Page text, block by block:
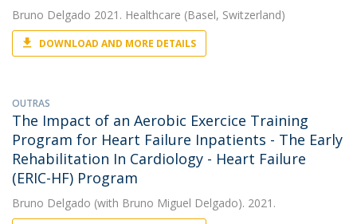
Bruno Delgado 2021. Healthcare (Basel, Switzerland)
DOWNLOAD AND MORE DETAILS
OUTRAS
The Impact of an Aerobic Exercice Training
Program for Heart Failure Inpatients - The Early
Rehabilitation In Cardiology - Heart Failure
(ERIC-HF) Program
Bruno Delgado (with Bruno Miguel Delgado). 2021.